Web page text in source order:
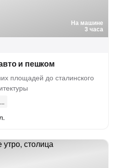
На машине
3 часа
и пешком
площадей до сталинского